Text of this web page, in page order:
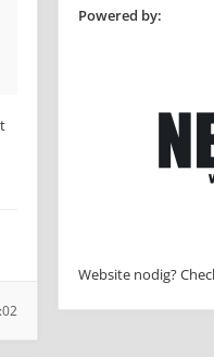
Powered by:
Website nodig?